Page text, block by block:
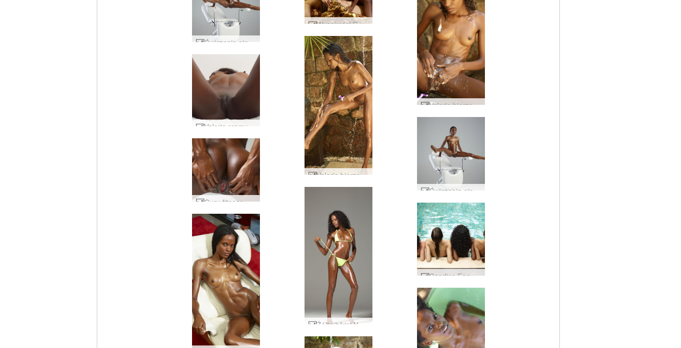
Wysokości Candice Caprice Valerie #52
Valerie bierze prysznic i goli się część 3 #45
Valerie bierze prysznic i goli się część 3 #1
Guru fitness Valerie #138
Żółte bikini Valerie #71
Candice Engelie Kiki Valerie impreza przy basenie #3